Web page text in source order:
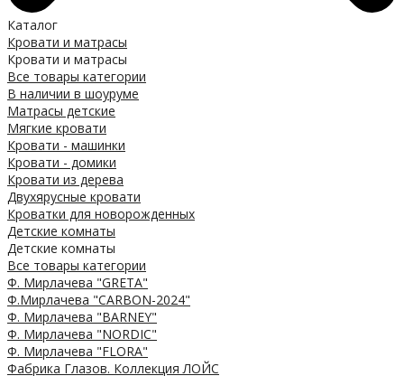
Каталог
Кровати и матрасы
Кровати и матрасы
Все товары категории
В наличии в шоуруме
Матрасы детские
Мягкие кровати
Кровати - машинки
Кровати - домики
Кровати из дерева
Двухярусные кровати
Кроватки для новорожденных
Детские комнаты
Детские комнаты
Все товары категории
Ф. Мирлачева "GRETA"
Ф.Мирлачева "CARBON-2024"
Ф. Мирлачева "BARNEY"
Ф. Мирлачева "NORDIC"
Ф. Мирлачева "FLORA"
Фабрика Глазов. Коллекция ЛОЙС